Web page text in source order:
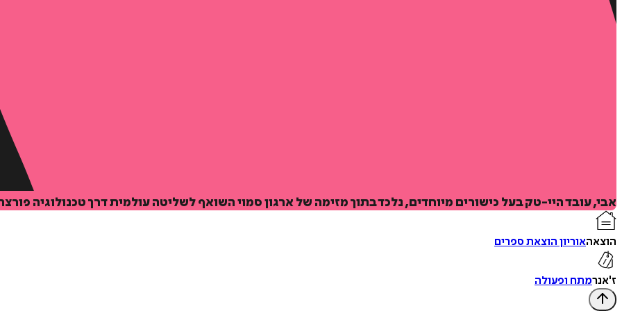
אבי, עובד היי-טק בעל כישורים מיוחדים, נלכד בתוך מזימה של ארגון סמוי השואף לשליטה עולמית דרך טכנולוגיה
הוצאהאוריון הוצאת ספרים
ז'אנרמתח ופעולה